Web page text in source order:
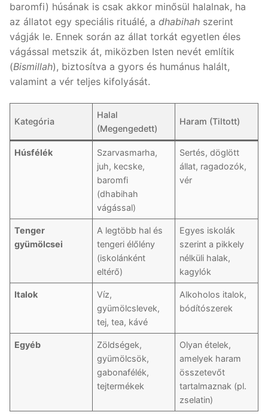
baromfi) húsának is csak akkor minősül halalnak, ha
az állatot egy speciális rituálé, a dhabihah szerint
vágják le. Ennek során az állat torkát egyetlen éles
vágással metszik át, miközben Isten nevét említik
(Bismillah), biztosítva a gyors és humánus halált,
valamint a vér teljes kifolyását.
Kategória
Halal
(Megengedett)
Haram (Tiltott)
Húsfélék
Szarvasmarha,
juh, kecske,
baromfi
(dhabihah
vágással)
Sertés, döglött
állat, ragadozók,
vér
Tenger
gyümölcsei
A legtöbb hal és
tengeri élőlény
(iskolánként
eltérő)
Egyes iskolák
szerint a pikkely
nélküli halak,
kagylók
Italok
Víz,
gyümölcslevek,
tej, tea, kávé
Alkoholos italok,
bódítószerek
Egyéb
Zöldségek,
gyümölcsök,
gabonafélék,
tejtermékek
Olyan ételek,
amelyek haram
összetevőt
tartalmaznak (pl.
zselatin)